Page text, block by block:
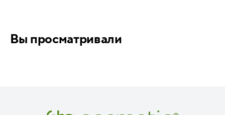
Вы просматривали